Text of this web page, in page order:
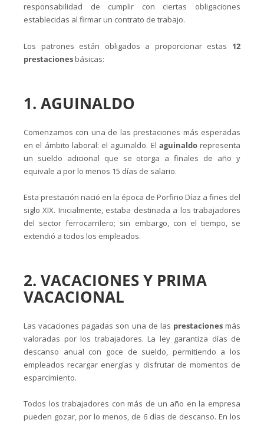
responsabilidad de cumplir con ciertas obligaciones
establecidas al firmar un contrato de trabajo.
Los patrones están obligados a proporcionar estas 12
prestacionesbásicas:
1. AGUINALDO
Comenzamos con una de las prestaciones más esperadas
en el ámbito laboral: el aguinaldo. El aguinaldo representa
un sueldo adicional que se otorga a finales de año y
equivale a por lo menos 15 días de salario.
Esta prestación nació en la época de Porfirio Díaz a fines del
siglo XIX. Inicialmente, estaba destinada a los trabajadores
del sector ferrocarrilero; sin embargo, con el tiempo, se
extendió a todos los empleados.
2. VACACIONES Y PRIMA
VACACIONAL
Las vacaciones pagadas son una de las prestaciones más
valoradas por los trabajadores. La ley garantiza días de
descanso anual con goce de sueldo, permitiendo a los
empleados recargar energías y disfrutar de momentos de
esparcimiento.
Todos los trabajadores con más de un año en la empresa
pueden gozar, por lo menos, de 6 días de descanso. En los